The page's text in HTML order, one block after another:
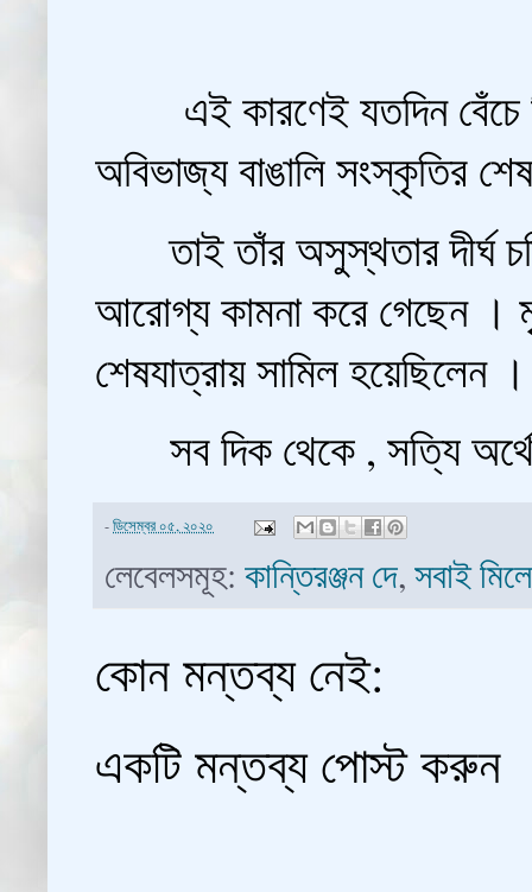
এই কারণেই যতদিন বেঁচে
অবিভাজ্য বাঙালি সংস্কৃতির
তাই তাঁর অসুস্থতার দীর্ঘ
আরোগ্য কামনা করে গেছেন ।
শেষযাত্রায় সামিল হয়েছিলেন ।
সব দিক থেকে , সত্যি অর্থে
-ডিসেম্বর ০৫, ২০২০
লেবেলসমূহ: কান্তিরঞ্জন দে, সবাই
কোন মন্তব্য নেই:
একটি মন্তব্য পোস্ট করুন